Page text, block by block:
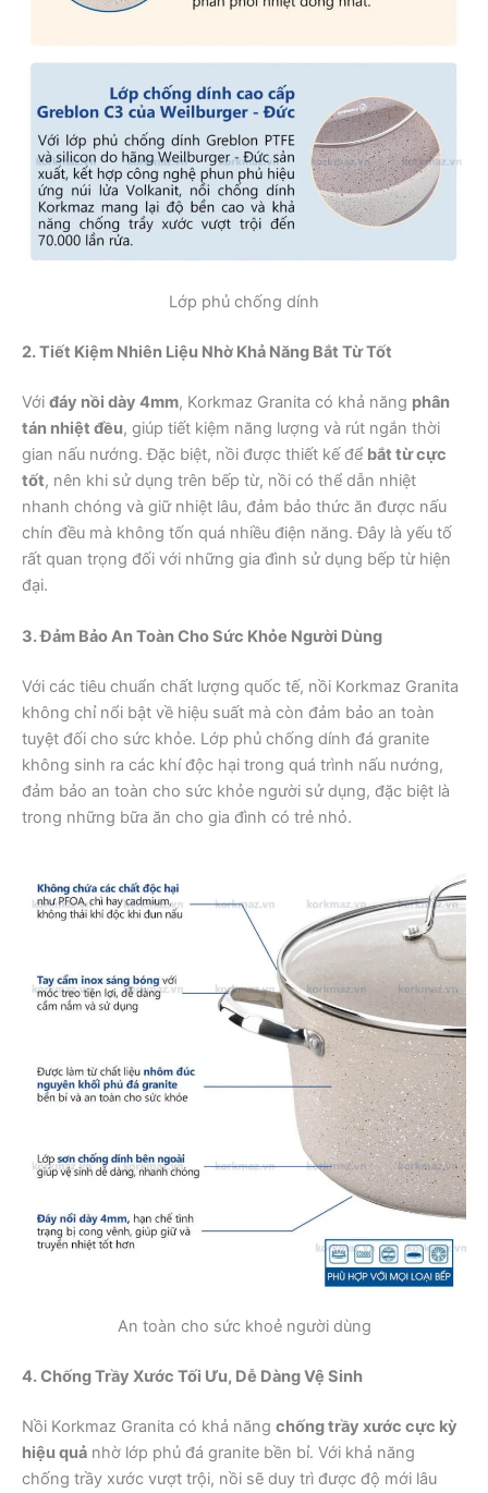
Lớp phủ chống dính
2. Tiết Kiệm Nhiên Liệu Nhờ Khả Năng Bắt Từ Tốt
Với đáy nồi dày 4mm, Korkmaz Granita có khả năng phân
tán nhiệt đều, giúp tiết kiệm năng lượng và rút ngắn thời
gian nấu nướng. Đặc biệt, nồi được thiết kế để bắt từ cực
tốt, nên khi sử dụng trên bếp từ, nồi có thể dẫn nhiệt
nhanh chóng và giữ nhiệt lâu, đảm bảo thức ăn được nấu
chín đều mà không tốn quá nhiều điện năng. Đây là yếu tố
rất quan trọng đối với những gia đình sử dụng bếp từ hiện
đại.
3. Đảm Bảo An Toàn Cho Sức Khỏe Người Dùng
Với các tiêu chuẩn chất lượng quốc tế, nồi Korkmaz Granita
không chỉ nổi bật về hiệu suất mà còn đảm bảo an toàn
tuyệt đối cho sức khỏe. Lớp phủ chống dính đá granite
không sinh ra các khí độc hại trong quá trình nấu nướng,
đảm bảo an toàn cho sức khỏe người sử dụng, đặc biệt là
trong những bữa ăn cho gia đình có trẻ nhỏ.
An toàn cho sức khoẻ người dùng
4. Chống Trầy Xước Tối Ưu, Dễ Dàng Vệ Sinh
Nồi Korkmaz Granita có khả năng chống trầy xước cực kỳ
hiệu quả nhờ lớp phủ đá granite bền bỉ. Với khả năng
chống trầy xước vượt trội, nồi sẽ duy trì được độ mới lâu